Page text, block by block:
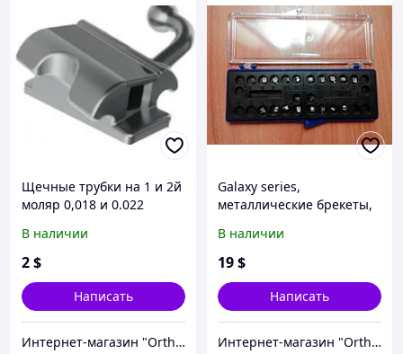
Щечные трубки на 1 и 2й
моляр 0,018 и 0.022
MBT
В наличии
2$
Написать
Интернет-магазин "OrthoWay"
Galaxy series,
металлические брекеты,
набор)
В наличии
19$
Написать
Интернет-магазин "OrthoWay"